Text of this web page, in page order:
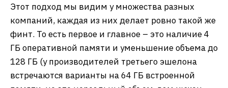
Этот подход мы видим у множества разных
компаний, каждая из них делает ровно такой же
финт. То есть первое и главное – это наличие 4
ГБ оперативной памяти и уменьшение объема до
128 ГБ (у производителей третьего эшелона
встречаются варианты на 64 ГБ встроенной